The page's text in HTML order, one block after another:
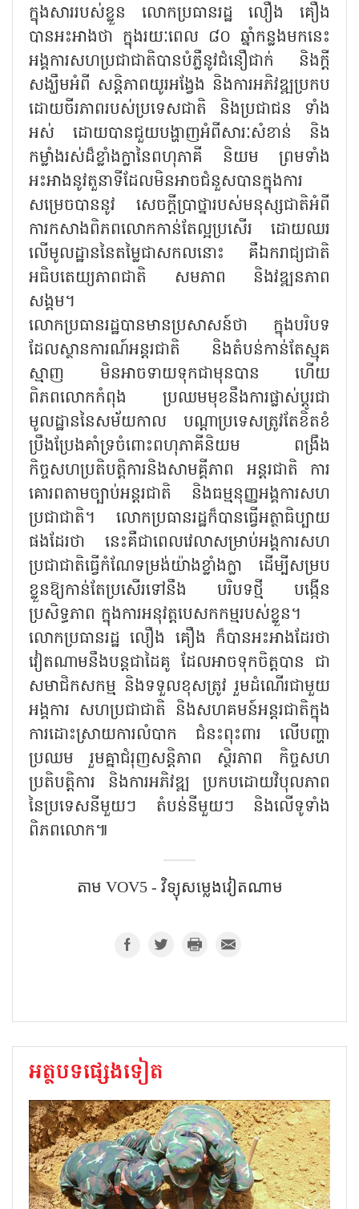
ក្នុងសាររបស់ខ្លួន លោកប្រធានរដ្ឋ លឿង គឿង
បានអះអាងថា ក្នុងរយៈពេល ៨០ ឆ្នាំកន្លងមកនេះ
អង្គការសហប្រជាជាតិបានបំភ្លឺនូវជំនឿជាក់ និងក្តី
សង្ឃឹមអំពី សន្តិភាពយូរអង្វែង និងការអភិវឌ្ឍប្រកប
ដោយចីរភាពរបស់ប្រទេសជាតិ និងប្រជាជន ទាំង
អស់ ដោយបានជួយបង្ហាញអំពីសារៈសំខាន់ និង
កម្លាំងរស់ដ៏ខ្លាំងក្លានៃពហុភាគី និយម ព្រមទាំង
អះអាងនូវតួនាទីដែលមិនអាចជំនួសបានក្នុងការ
សម្រេចបាននូវ សេចក្តីប្រាថ្នារបស់មនុស្សជាតិអំពី
ការកសាងពិភពលោកកាន់តែល្អប្រសើរ ដោយឈរ
លើមូលដ្ឋាននៃតម្លៃជាសកលនោះ គឺឯករាជ្យជាតិ
អធិបតេយ្យភាពជាតិ សមភាព និងវឌ្ឍនភាព
សង្គម។
លោកប្រធានរដ្ឋបានមានប្រសាសន៍ថា ក្នុងបរិបទ
ដែលស្ថានការណ៍អន្តរជាតិ និងតំបន់កាន់តែស្មុគ
ស្មាញ មិនអាចទាយទុកជាមុនបាន ហើយ
ពិភពលោកកំពុង ប្រឈមមុខនឹងការផ្លាស់ប្តូរជា
មូលដ្ឋាននៃសម័យកាល បណ្តាប្រទេសត្រូវតែខិតខំ
ប្រឹងប្រែងគាំទ្រចំពោះពហុភាគីនិយម ពង្រឹង
កិច្ចសហប្រតិបត្តិការនិងសាមគ្គីភាព អន្តរជាតិ ការ
គោរពតាមច្បាប់អន្តរជាតិ និងធម្មនុញ្ញអង្គការសហ
ប្រជាជាតិ។ លោកប្រធានរដ្ឋក៏បានធ្វើអត្ថាធិប្បាយ
ផងដែរថា នេះគឺជាពេលវេលាសម្រាប់អង្គការសហ
ប្រជាជាតិធ្វើកំណែទម្រង់យ៉ាងខ្លាំងក្លា ដើម្បីសម្រប
ខ្លួនឱ្យកាន់តែប្រសើរទៅនឹង បរិបទថ្មី បង្កើន
ប្រសិទ្ធភាព ក្នុងការអនុវត្តបេសកកម្មរបស់ខ្លួន។
លោកប្រធានរដ្ឋ លឿង គឿង ក៏បានអះអាងដែរថា
វៀតណាមនឹងបន្តជាដៃគូ ដែលអាចទុកចិត្តបាន ជា
សមាជិកសកម្ម និងទទួលខុសត្រូវ រួមដំណើរជាមួយ
អង្គការ សហប្រជាជាតិ និងសហគមន៍អន្តរជាតិក្នុង
ការដោះស្រាយការលំបាក ជំនះពុះពារ លើបញ្ហា
ប្រឈម រួមគ្នាជំរុញសន្តិភាព ស្ថិរភាព កិច្ចសហ
ប្រតិបត្តិការ និងការអភិវឌ្ឍ ប្រកបដោយវិបុលភាព
នៃប្រទេសនីមួយៗ តំបន់នីមួយៗ និងលើទូទាំង
ពិភពលោក៕
តាម​ VOV5 - វិទ្យុសម្លេងវៀតណាម
អត្ថបទផ្សេងទៀត